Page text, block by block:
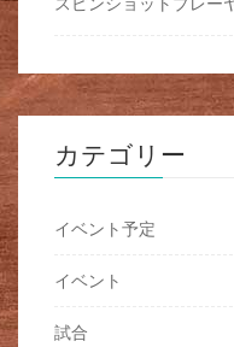
カテゴリー
イベント予定
イベント
試合